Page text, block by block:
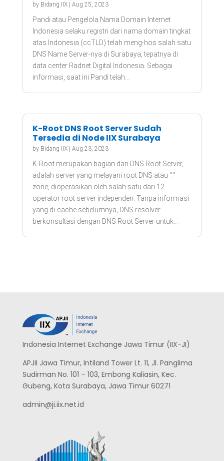
by Bidang IIX| Aug 25, 2023
Pandi atau Pengelola Nama Domain Internet
Indonesia selaku registri dari nama domain tingkat
atas Indonesia (ccTLD) telah meng-hos salah satu
DNS Name Server-nya di Surabaya, tepatnya di
data center Radnet Digital Indonesia. Sebagai
informasi, saat ini Pandi telah...
K-Root DNS Root Server Sudah
Tersedia di Node IIX Surabaya
by Bidang IIX| Aug 23, 2023
K-Root merupakan bagian dari DNS Root Server,
adalah server yang melayani root DNS atau "."
zone, dioperasikan oleh salah satu dari 12
operator root server independen. Tanpa informasi
yang di-cache sebelumnya, DNS resolver
berkonsultasi dengan DNS Root Server untuk...
Indonesia Internet Exchange Jawa Timur (IIX-JI)
APJII Jawa Timur, Intiland Tower Lt. 11, Jl. Panglima
Sudirman No. 101 – 103, Embong Kaliasin, Kec.
Gubeng, Kota Surabaya, Jawa Timur 60271
admin@ji.iix.net.id